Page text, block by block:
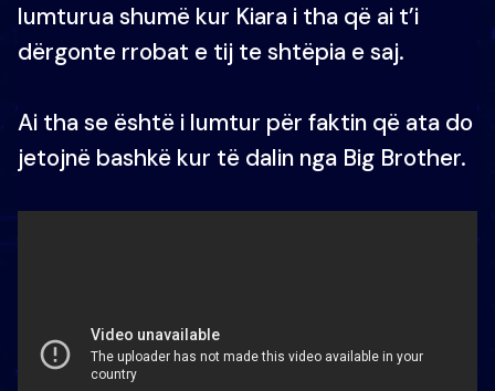
lumturua shumë kur Kiara i tha që ai t’i
dërgonte rrobat e tij te shtëpia e saj.
Ai tha se është i lumtur për faktin që ata do
jetojnë bashkë kur të dalin nga Big Brother.